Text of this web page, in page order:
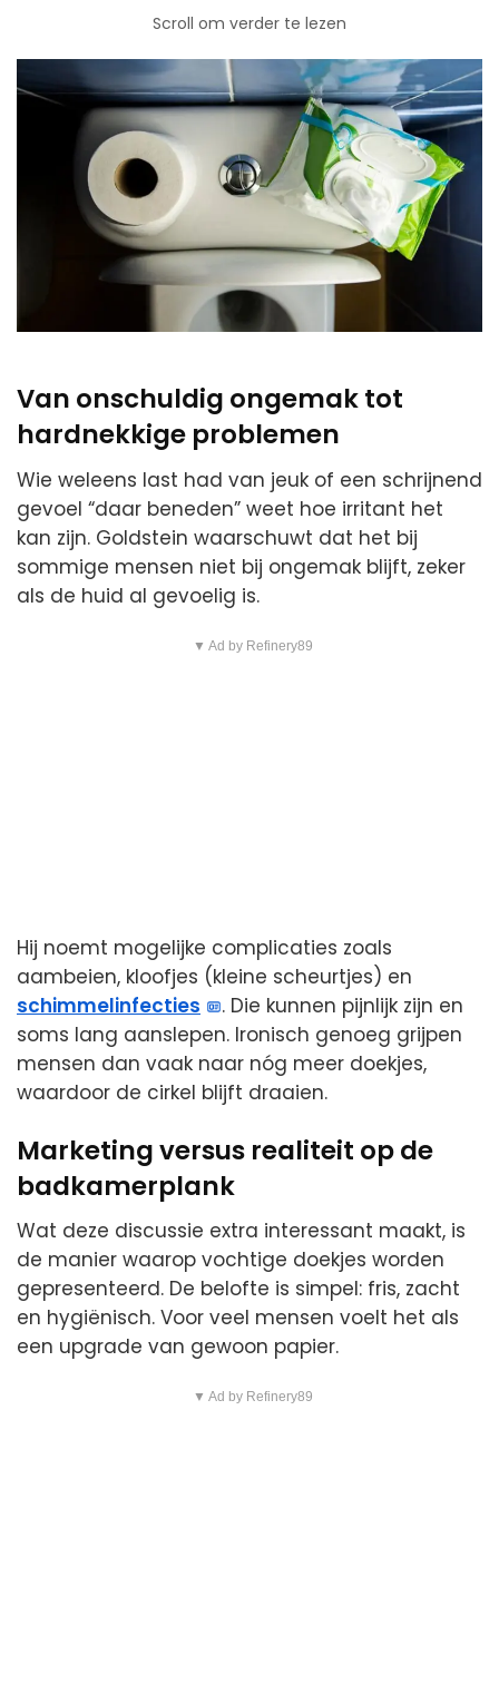
Scroll om verder te lezen
Van onschuldig ongemak tot
hardnekkige problemen
Wie weleens last had van jeuk of een schrijnend
gevoel “daar beneden” weet hoe irritant het
kan zijn. Goldstein waarschuwt dat het bij
sommige mensen niet bij ongemak blijft, zeker
als de huid al gevoelig is.
▼ Ad by Refinery89
Hij noemt mogelijke complicaties zoals
aambeien, kloofjes (kleine scheurtjes) en
schimmelinfecties
. Die kunnen pijnlijk zijn en
soms lang aanslepen. Ironisch genoeg grijpen
mensen dan vaak naar nóg meer doekjes,
waardoor de cirkel blijft draaien.
Marketing versus realiteit op de
badkamerplank
Wat deze discussie extra interessant maakt, is
de manier waarop vochtige doekjes worden
gepresenteerd. De belofte is simpel: fris, zacht
en hygiënisch. Voor veel mensen voelt het als
een upgrade van gewoon papier.
▼ Ad by Refinery89